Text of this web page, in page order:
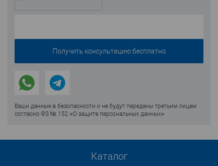
Ваши данные в безопасности и не будут переданы третьим лицам
согласно ФЗ № 152 «О защите персональных данных»
Каталог